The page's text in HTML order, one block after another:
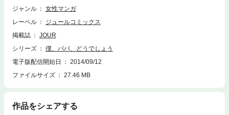
ジャンル
女性マンガ
レーベル
ジュールコミックス
掲載誌
JOUR
シリーズ
僕、パパ、どうでしょう
電子版配信開始日
2014/09/12
ファイルサイズ
27.46 MB
作品をシェアする